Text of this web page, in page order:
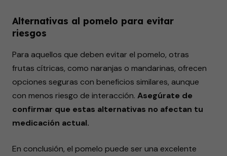
Alternativas al pomelo para evitar
riesgos
Para aquellos que deben evitar el pomelo, otras
frutas cítricas, como naranjas o mandarinas, ofrecen
opciones seguras con beneficios similares, aunque
con menos riesgo de interacción. Asegúrate de
confirmar que estas alternativas no afectan tu
medicación actual.
En conclusión, el pomelo puede ser una excelente